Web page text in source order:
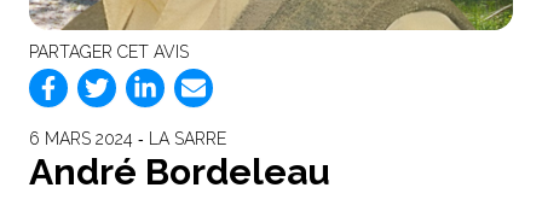
PARTAGER CET AVIS
6 MARS 2024 ‐ LA SARRE
André Bordeleau